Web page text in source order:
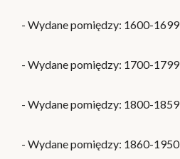
- Wydane pomiędzy: 1600-1699
- Wydane pomiędzy: 1700-1799
- Wydane pomiędzy: 1800-1859
- Wydane pomiędzy: 1860-1950